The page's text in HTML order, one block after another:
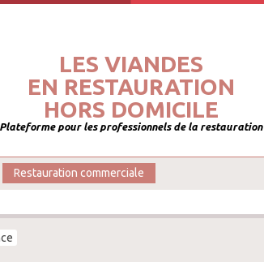
LES VIANDES
EN RESTAURATION
HORS DOMICILE
Plateforme pour les professionnels de la restauration
Restauration commerciale